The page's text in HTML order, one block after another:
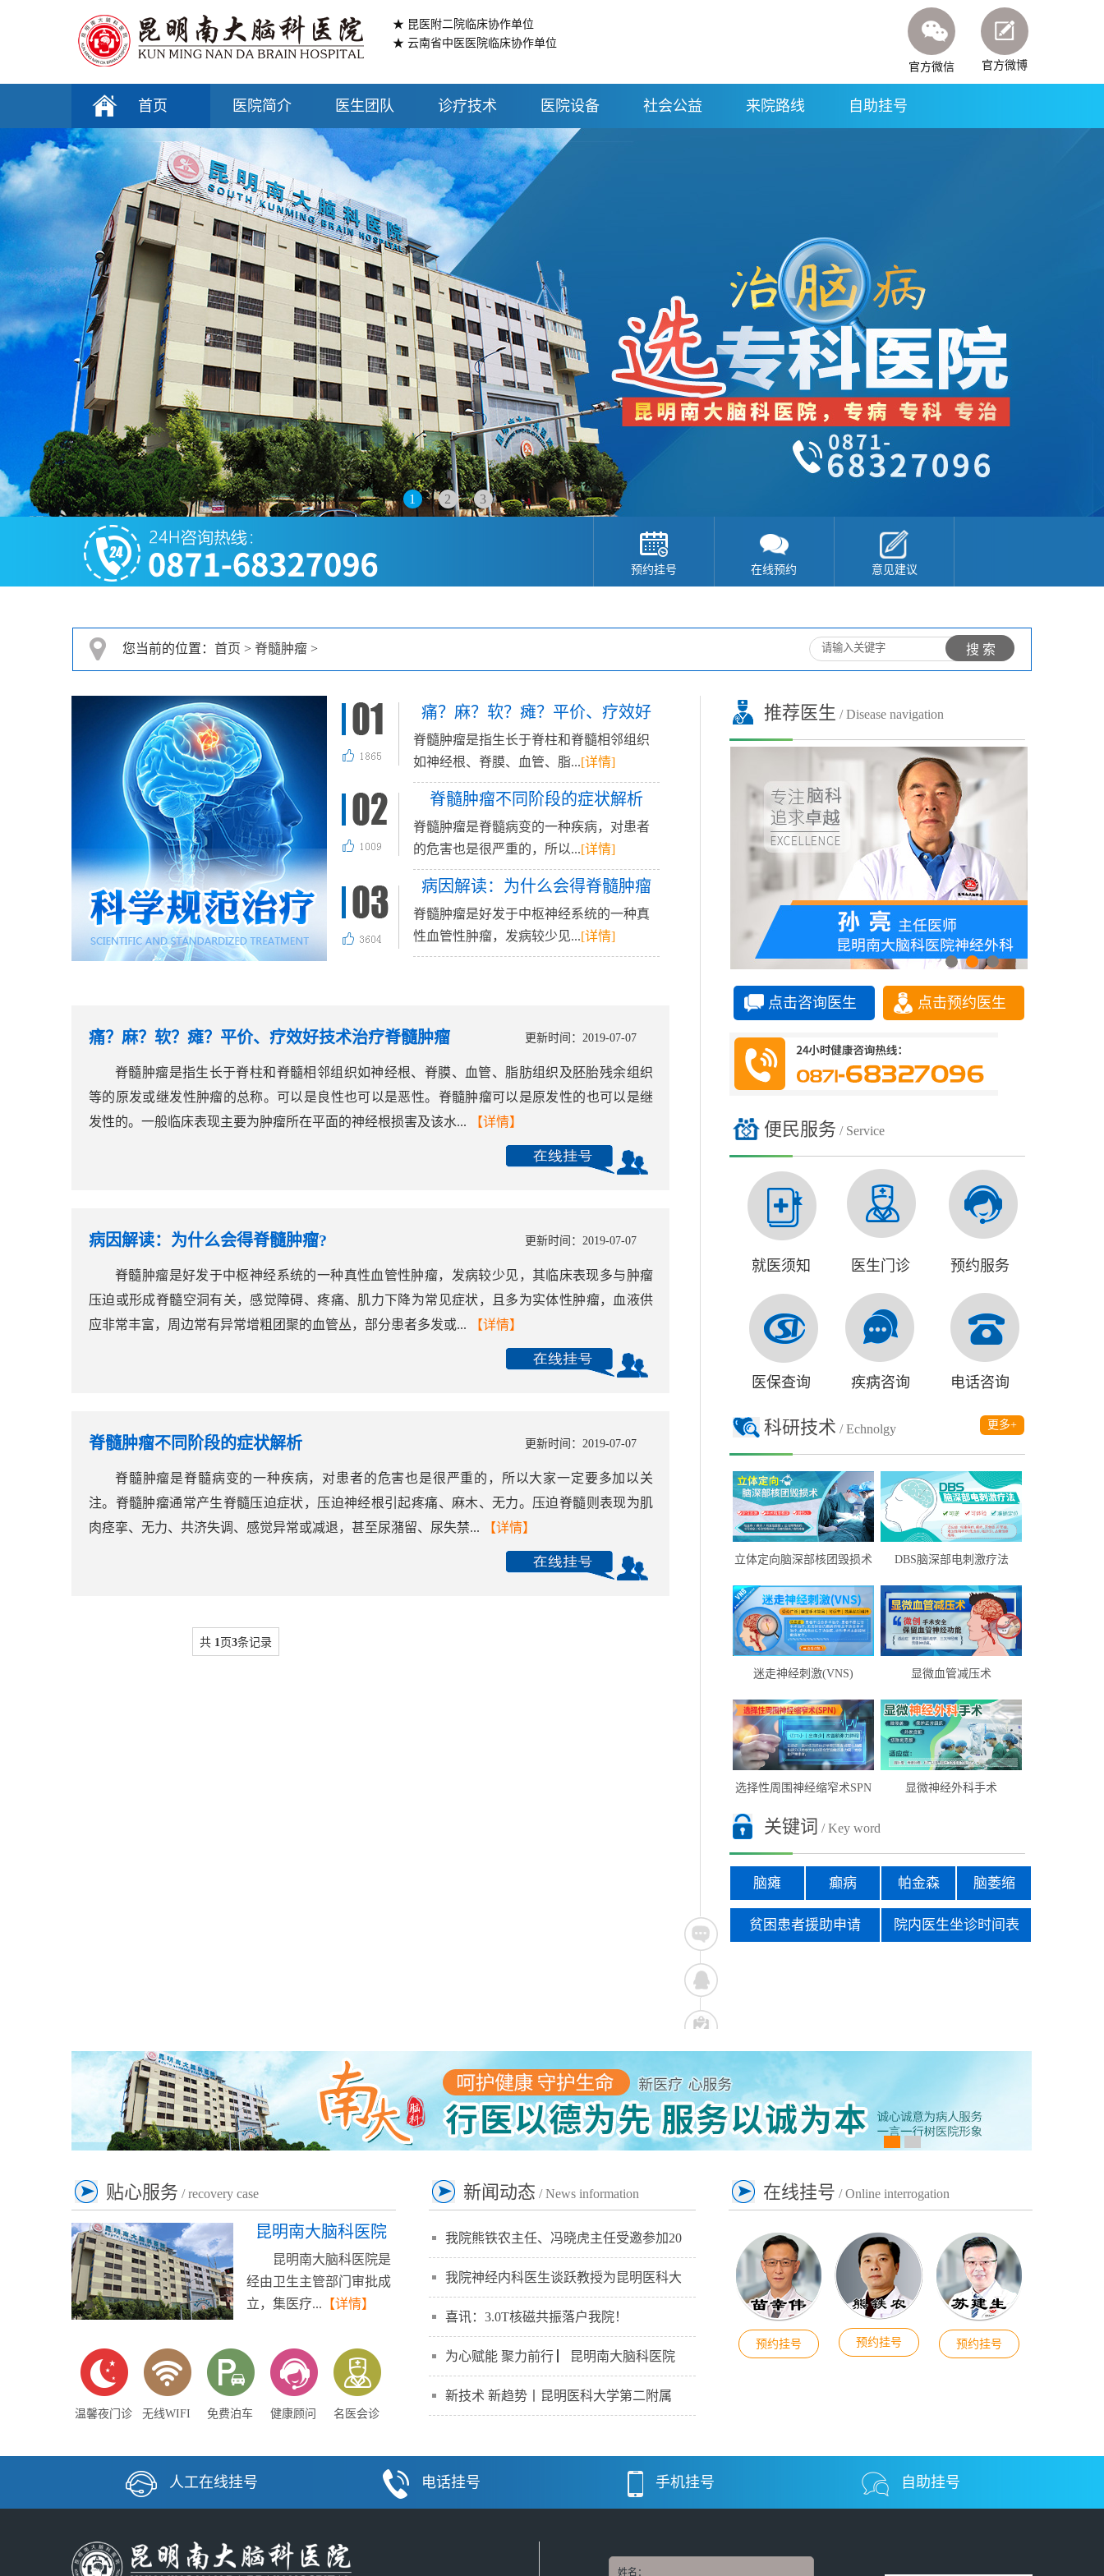
★ 昆医附二院临床协作单位
★ 云南省中医医院临床协作单位
官方微博
官方微信
首页 医院简介 医生团队 诊疗技术 医院设备 社会公益 来院路线 自助挂号
1 2 3
预约挂号 在线预约 意见建议
您当前的位置： 首页 > 脊髓肿瘤 >
痛？麻？软？瘫？平价、疗效好
脊髓肿瘤是指生长于脊柱和脊髓相邻组织
如神经根、脊膜、血管、脂...[详情]
脊髓肿瘤不同阶段的症状解析
脊髓肿瘤是脊髓病变的一种疾病，对患者
的危害也是很严重的，所以...[详情]
病因解读：为什么会得脊髓肿瘤
脊髓肿瘤是好发于中枢神经系统的一种真
性血管性肿瘤，发病较少见...[详情]
痛？麻？软？瘫？平价、疗效好技术治疗脊髓肿瘤 更新时间：2019-07-07
脊髓肿瘤是指生长于脊柱和脊髓相邻组织如神经根、脊膜、血管、脂肪组织及胚胎残余组织
等的原发或继发性肿瘤的总称。可以是良性也可以是恶性。脊髓肿瘤可以是原发性的也可以是继
发性的。一般临床表现主要为肿瘤所在平面的神经根损害及该水...
【详情】
病因解读：为什么会得脊髓肿瘤? 更新时间：2019-07-07
脊髓肿瘤是好发于中枢神经系统的一种真性血管性肿瘤，发病较少见，其临床表现多与肿瘤
压迫或形成脊髓空洞有关，感觉障碍、疼痛、肌力下降为常见症状，且多为实体性肿瘤，血液供
应非常丰富，周边常有异常增粗团聚的血管丛，部分患者多发或...
【详情】
脊髓肿瘤不同阶段的症状解析 更新时间：2019-07-07
脊髓肿瘤是脊髓病变的一种疾病，对患者的危害也是很严重的，所以大家一定要多加以关
注。脊髓肿瘤通常产生脊髓压迫症状，压迫神经根引起疼痛、麻木、无力。压迫脊髓则表现为肌
肉痉挛、无力、共济失调、感觉异常或减退，甚至尿潴留、尿失禁...
【详情】
共 1页3条记录
推荐医生 / Disease navigation
点击咨询医生 点击预约医生
便民服务 / Service
就医须知 医生门诊 预约服务
医保查询 疾病咨询 电话咨询
科研技术 / Echnolgy 更多+
立体定向脑深部核团毁损术 DBS脑深部电刺激疗法
迷走神经刺激(VNS) 显微血管减压术
选择性周围神经缩窄术SPN 显微神经外科手术
关键词 / Key word
脑瘫 癫病 帕金森 脑萎缩
贫困患者援助申请 院内医生坐诊时间表
贴心服务 / recovery case
昆明南大脑科医院
昆明南大脑科医院是
经由卫生主管部门审批成
立，集医疗... 【详情】
温馨夜门诊 无线WIFI 免费泊车 健康顾问 名医会诊
新闻动态 / News information
我院熊铁农主任、冯晓虎主任受邀参加20
我院神经内科医生谈跃教授为昆明医科大
喜讯：3.0T核磁共振落户我院！
为心赋能 聚力前行 ▏昆明南大脑科医院
新技术 新趋势丨昆明医科大学第二附属
在线挂号 / Online interrogation
预约挂号 预约挂号 预约挂号
人工在线挂号 电话挂号 手机挂号 自助挂号